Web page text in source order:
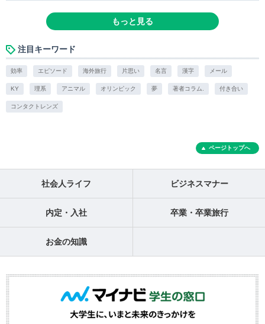
もっと見る
注目キーワード
効率 エピソード 海外旅行 片思い 名言 漢字 メール
KY 理系 アニマル オリンピック 夢 著者コラム. 付き合い
コンタクトレンズ
ページトップへ
社会人ライフ ビジネスマナー
内定・入社 卒業・卒業旅行
お金の知識